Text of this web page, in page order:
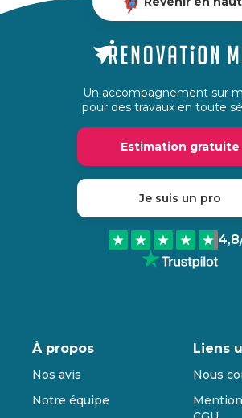
Un accompagnement sur
pour des travaux en toute
Estimation gratuite
Je suis un pro
4,8
À propos
Nos avis
Notre équipe
Liens
Nous